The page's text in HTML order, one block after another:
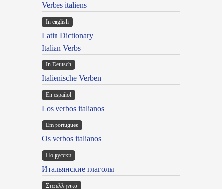
Verbes italiens
In english
Latin Dictionary
Italian Verbs
In Deutsch
Italienische Verben
En español
Los verbos italianos
Em portugues
Os verbos italianos
По русски
Итальянские глаголы
Στα ελληνικά